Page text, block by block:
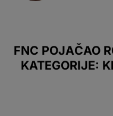
FNC POJAČAO
KATEGORIJE: